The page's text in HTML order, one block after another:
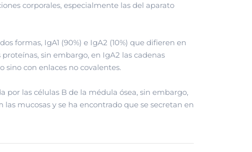
corporales, especialmente las del aparato
formas, IgA1 (90%) e IgA2 (10%) que difieren en
sin embargo, en IgA2 las cadenas
sino con enlaces no covalentes.
por las células B de la médula ósea, sin embargo,
mucosas y se ha encontrado que se secretan en